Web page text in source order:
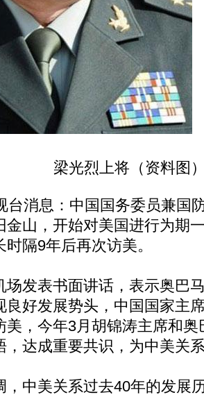
梁光烈上将（资料图
消息：中国国务委员兼国
金山，开始对美国进行为期
隔9年后再次访美。
发表书面讲话，表示奥巴
良好发展势头，中国国家主
美，今年3月胡锦涛主席和
，达成重要共识，为中美关
中美关系过去40年的发展